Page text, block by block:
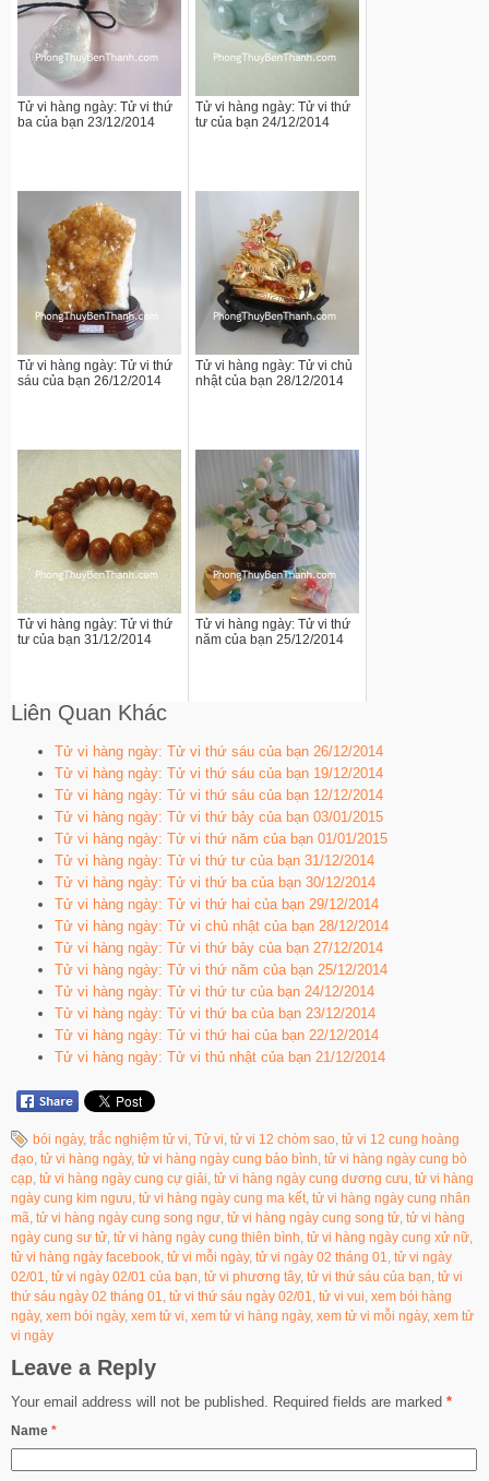
Tử vi hàng ngày: Tử vi thứ
ba của bạn 23/12/2014
Tử vi hàng ngày: Tử vi thứ
tư của bạn 24/12/2014
Tử vi hàng ngày: Tử vi thứ
sáu của bạn 26/12/2014
Tử vi hàng ngày: Tử vi chủ
nhật của bạn 28/12/2014
Tử vi hàng ngày: Tử vi thứ
tư của bạn 31/12/2014
Tử vi hàng ngày: Tử vi thứ
năm của bạn 25/12/2014
Liên Quan Khác
Tử vi hàng ngày: Tử vi thứ sáu của bạn 26/12/2014
Tử vi hàng ngày: Tử vi thứ sáu của bạn 19/12/2014
Tử vi hàng ngày: Tử vi thứ sáu của bạn 12/12/2014
Tử vi hàng ngày: Tử vi thứ bảy của bạn 03/01/2015
Tử vi hàng ngày: Tử vi thứ năm của bạn 01/01/2015
Tử vi hàng ngày: Tử vi thứ tư của bạn 31/12/2014
Tử vi hàng ngày: Tử vi thứ ba của bạn 30/12/2014
Tử vi hàng ngày: Tử vi thứ hai của bạn 29/12/2014
Tử vi hàng ngày: Tử vi chủ nhật của bạn 28/12/2014
Tử vi hàng ngày: Tử vi thứ bảy của bạn 27/12/2014
Tử vi hàng ngày: Tử vi thứ năm của bạn 25/12/2014
Tử vi hàng ngày: Tử vi thứ tư của bạn 24/12/2014
Tử vi hàng ngày: Tử vi thứ ba của bạn 23/12/2014
Tử vi hàng ngày: Tử vi thứ hai của bạn 22/12/2014
Tử vi hàng ngày: Tử vi thủ nhật của bạn 21/12/2014
bói ngày, trắc nghiệm tử vi Tử vi tử vi 12 chòm sao tử vi 12 cung hoàng
đạo tử vi hàng ngày, tử vi hàng ngày cung bảo bình tử vi hàng ngày cung bò
cạp tử vi hàng ngày cung cự giải tử vi hàng ngày cung dương cưu tử vi hàng
ngày cung kim ngưu tử vi hàng ngày cung ma kết tử vi hàng ngày cung nhân
mã tử vi hàng ngày cung song ngư tử vi hàng ngày cung song tử tử vi hàng
ngày cung sư tử tử vi hàng ngày cung thiên bình tử vi hàng ngày cung xử nữ
tử vi hàng ngày facebook tử vi mỗi ngày, tử vi ngày 02 tháng 01
tử vi ngày
02/01
tử vi ngày 02/01 của bạn tử vi phương tây, tử vi thứ sáu của bạn tử vi
thứ sáu ngày 02 tháng 01
tử vi thứ sáu ngày 02/01 tử vi vui xem bói hàng
ngày, xem bói ngày, xem tử vi xem tử vi hàng ngày, xem tử vi mỗi ngày, xem tử
vi ngày
Leave a Reply
Your email address will not be published. Required fields are marked *
Name *